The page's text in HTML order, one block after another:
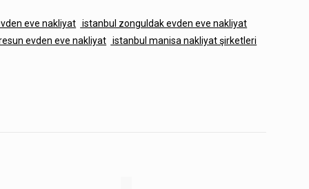
eve nakliyat istanbul zonguldak evden eve nakliyat
evden eve nakliyat istanbul manisa nakliyat şirketleri